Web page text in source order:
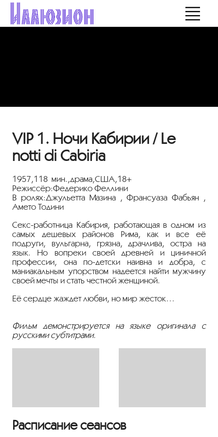
VIP 1. Ночи Кабирии / Le
notti di Cabiria
1957,118 мин.,драма,США,18+
Режиссёр:Федерико Феллини
В ролях:Джульетта Мазина , Франсуаза Фабьян ,
Амето Тодини
Секс-работница Кабирия, работающая в одном из
самых дешевых районов Рима, как и все её
подруги, вульгарна, грязна, драчлива, остра на
язык. Но вопреки своей древней и циничной
профессии, она по-детски наивна и добра, с
маниакальным упорством надеется найти мужчину
своей мечты и стать честной женщиной.
Её сердце жаждет любви, но мир жесток…
Фильм демонстрируется на языке оригинала с
русскими субтитрами.
Расписание сеансов